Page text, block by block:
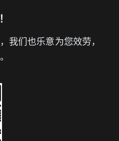
我们也乐意为您效劳，